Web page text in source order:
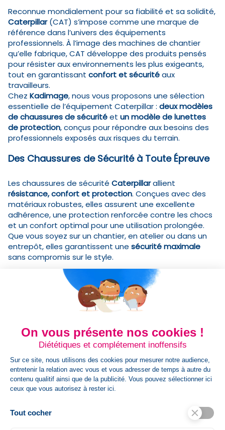
Reconnue mondialement pour sa fiabilité et sa solidité,
Caterpillar(CAT) s’impose comme une marque de
référence dans l’univers des équipements
professionnels. À l’image des machines de chantier
qu’elle fabrique, CAT développe des produits pensés
pour résister aux environnements les plus exigeants,
tout en garantissant confort et sécuritéaux
travailleurs.
Chez Kadimage, nous vous proposons une sélection
essentielle de l’équipement Caterpillar : deux modèles
de chaussures de sécuritéet un modèle de lunettes
de protection, conçus pour répondre aux besoins des
professionnels exposés aux risques du terrain.
Des Chaussures de Sécurité à Toute Épreuve
Les chaussures de sécurité Caterpillarallient
résistance, confort et protection. Conçues avec des
matériaux robustes, elles assurent une excellente
adhérence, une protection renforcée contre les chocs
et un confort optimal pour une utilisation prolongée.
Que vous soyez sur un chantier, en atelier ou dans un
entrepôt, elles garantissent une sécurité maximale
sans compromis sur le style.
Lunettes de Protection : Voir en Toute Sécurité
Parce que la sécurité ne s’arrête pas aux pieds,
Caterpillar propose également des
Elles offrent une vision claire tout en protégeant
efficacement contre les projections et les particules,
assurant ainsi une sécurité accrue au quotidien.
Personnalisation et Image de Marque
l’essentiel, nous offrons la possibilité de
personnaliser
avec votre logo ou
On vous présente nos cookies !
Diététiques et complétement inoffensifs
Sur ce site, nous utilisons des cookies pour mesurer notre audience,
entretenir la relation avec vous et vous adresser de temps à autre du
contenu qualitif ainsi que de la publicité. Vous pouvez sélectionner ici
ceux que vous autorisez à rester ici.
Tout cocher